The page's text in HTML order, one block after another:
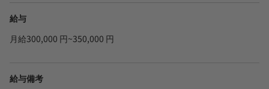
給与
月給300,000 円~350,000 円
給与備考